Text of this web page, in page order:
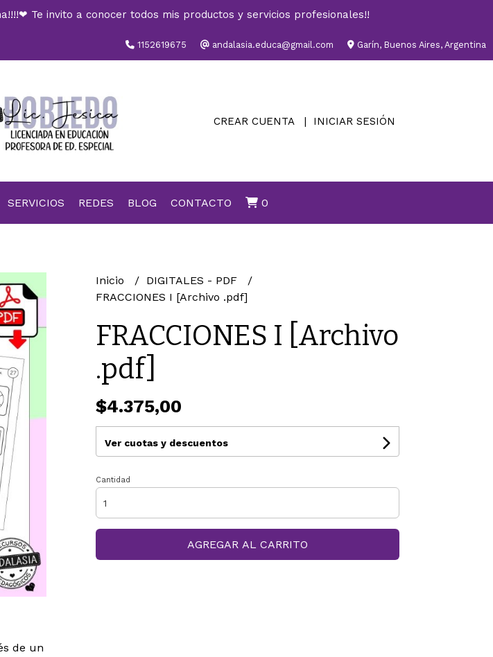
Te invito a conocer todos mis productos y servicios profesionales!!
1152619675 andalasia.educa@gmail.com Garín, Buenos Aires, Argentina
CREAR CUENTA INICIAR SESIÓN
SERVICIOS REDES BLOG CONTACTO 0
de un
Inicio
DIGITALES - PDF
FRACCIONES I [Archivo .pdf]
FRACCIONES I [Archivo
.pdf]
$4.375,00
Ver cuotas y descuentos
Cantidad
AGREGAR AL CARRITO